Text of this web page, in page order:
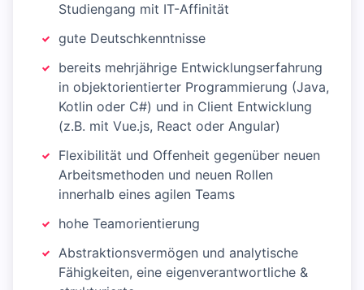
Studiengang mit IT-Affinität
gute Deutschkenntnisse
bereits mehrjährige Entwicklungserfahrung
in objektorientierter Programmierung (Java,
Kotlin oder C#) und in Client Entwicklung
(z.B. mit Vue.js, React oder Angular)
Flexibilität und Offenheit gegenüber neuen
Arbeitsmethoden und neuen Rollen
innerhalb eines agilen Teams
hohe Teamorientierung
Abstraktionsvermögen und analytische
Fähigkeiten, eine eigenverantwortliche &